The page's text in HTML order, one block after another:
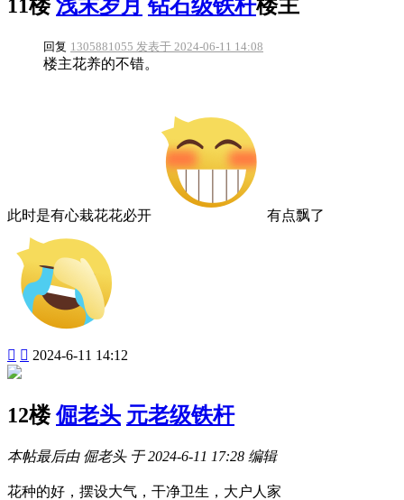
11楼 浅末岁月 钻石级铁杆楼主
回复 1305881055 发表于 2024-06-11 14:08
楼主花养的不错。
此时是有心栽花花必开 有点飘了
  2024-6-11 14:12
12楼 倔老头 元老级铁杆
本帖最后由 倔老头 于 2024-6-11 17:28 编辑
花种的好，摆设大气，干净卫生，大户人家